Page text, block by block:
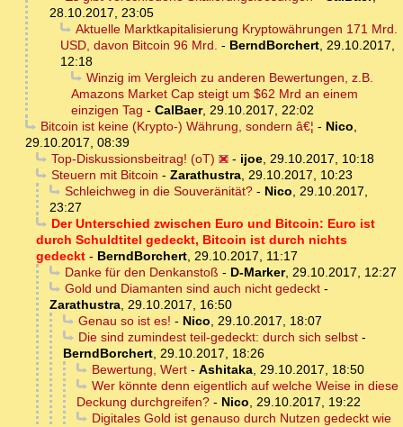
28.10.2017, 23:05
Aktuelle Marktkapitalisierung Kryptowährungen 171 Mrd.
USD, davon Bitcoin 96 Mrd. - BerndBorchert, 29.10.2017,
12:18
Winzig im Vergleich zu anderen Bewertungen, z.B.
Amazons Market Cap steigt um $62 Mrd an einem
einzigen Tag - CalBaer, 29.10.2017, 22:02
Bitcoin ist keine (Krypto-) Währung, sondern â€¦ - Nico,
29.10.2017, 08:39
Top-Diskussionsbeitrag! (oT)
- ijoe, 29.10.2017, 10:18
Steuern mit Bitcoin - Zarathustra, 29.10.2017, 10:23
Schleichweg in die Souveränität?- Nico, 29.10.2017,
23:27
Der Unterschied zwischen Euro und Bitcoin: Euro ist
durch Schuldtitel gedeckt, Bitcoin ist durch nichts
gedeckt - BerndBorchert, 29.10.2017, 11:17
Danke für den Denkanstoß - D-Marker, 29.10.2017, 12:27
Gold und Diamanten sind auch nicht gedeckt-
Zarathustra, 29.10.2017, 16:50
Genau so ist es! - Nico, 29.10.2017, 18:07
Die sind zumindest teil-gedeckt: durch sich selbst-
BerndBorchert, 29.10.2017, 18:26
Bewertung, Wert- Ashitaka, 29.10.2017, 18:50
Wer könnte denn eigentlich auf welche Weise in diese
Deckung durchgreifen? - Nico, 29.10.2017, 19:22
Digitales Gold ist genauso durch Nutzen gedeckt wie